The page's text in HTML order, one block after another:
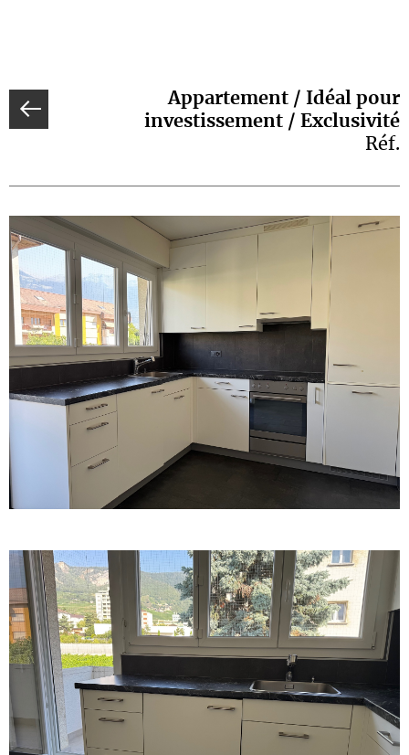
Appartement / Idéal pour
investissement / Exclusivité
Réf.